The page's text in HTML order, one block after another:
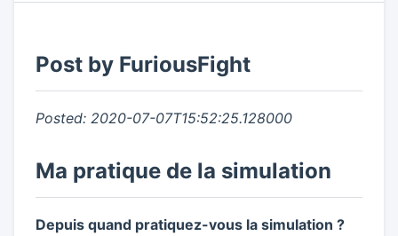
Post by FuriousFight
Posted: 2020-07-07T15:52:25.128000
Ma pratique de la simulation
Depuis quand pratiquez-vous la simulation ?